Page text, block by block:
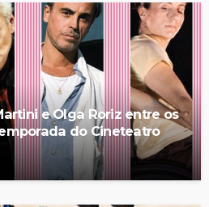
e Olga Roriz entre os
do Cineteatro